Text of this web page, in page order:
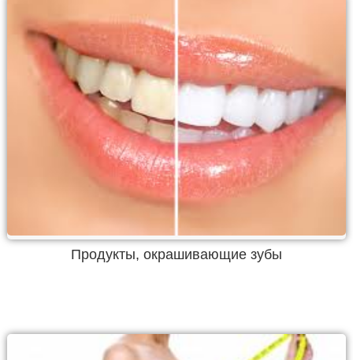
Продукты, окрашивающие зубы